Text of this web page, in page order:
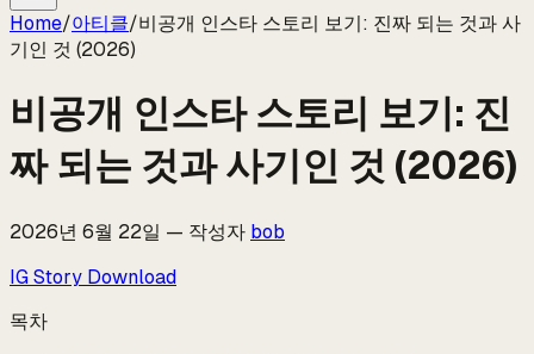
Home/아티클/비공개 인스타 스토리 보기: 진짜 되는 것과 사
기인 것 (2026)
비공개 인스타 스토리 보기: 진
짜 되는 것과 사기인 것 (2026)
2026년 6월 22일 — 작성자 bob
IG Story Download
목차